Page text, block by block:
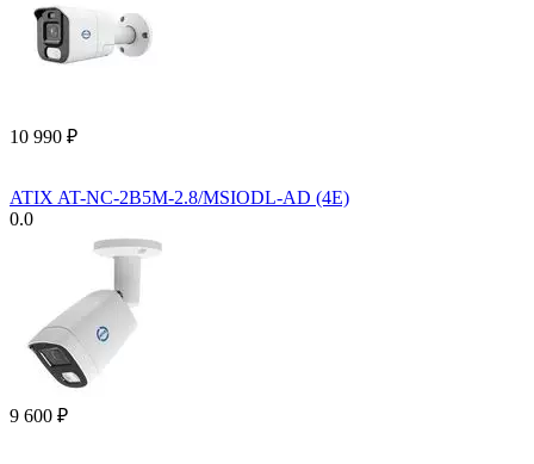
10 990 ₽
ATIX AT-NC-2B5M-2.8/MSIODL-AD (4E)
0.0
9 600 ₽